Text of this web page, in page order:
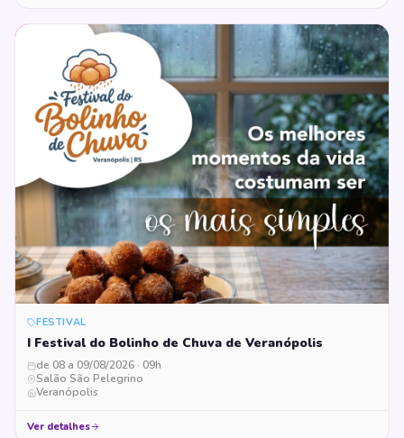
FESTIVAL
I Festival do Bolinho de Chuva de Veranópolis
de 08 a 09/08/2026 · 09h
Salão São Pelegrino
Veranópolis
Ver detalhes